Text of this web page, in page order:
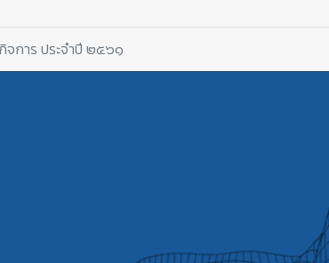
การ ประจำปี ๒๕๖๑